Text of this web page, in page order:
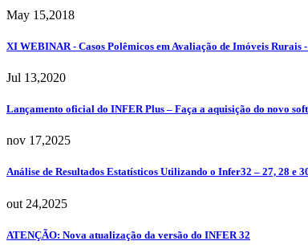
May 15,2018
XI WEBINAR - Casos Polêmicos em Avaliação de Imóveis
Jul 13,2020
Lançamento oficial do INFER Plus – Faça a aquisição do novo
nov 17,2025
Análise de Resultados Estatísticos Utilizando o Infer32 – 27, 28 e
out 24,2025
ATENÇÃO: Nova atualização da versão do INFER 32